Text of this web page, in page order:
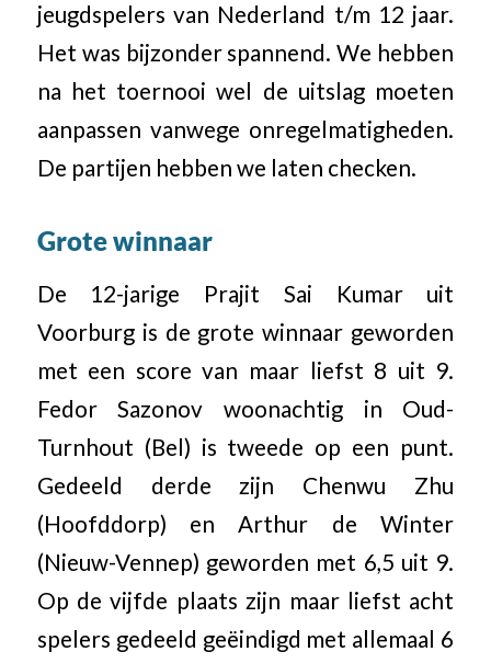
jeugdspelers van Nederland t/m 12 jaar.
Het was bijzonder spannend. We hebben
na het toernooi wel de uitslag moeten
aanpassen vanwege onregelmatigheden.
De partijen hebben we laten checken.
Grote winnaar
De 12-jarige Prajit Sai Kumar uit
Voorburg is de grote winnaar geworden
met een score van maar liefst 8 uit 9.
Fedor Sazonov woonachtig in Oud-
Turnhout (Bel) is tweede op een punt.
Gedeeld derde zijn Chenwu Zhu
(Hoofddorp) en Arthur de Winter
(Nieuw-Vennep) geworden met 6,5 uit 9.
Op de vijfde plaats zijn maar liefst acht
spelers gedeeld geëindigd met allemaal 6